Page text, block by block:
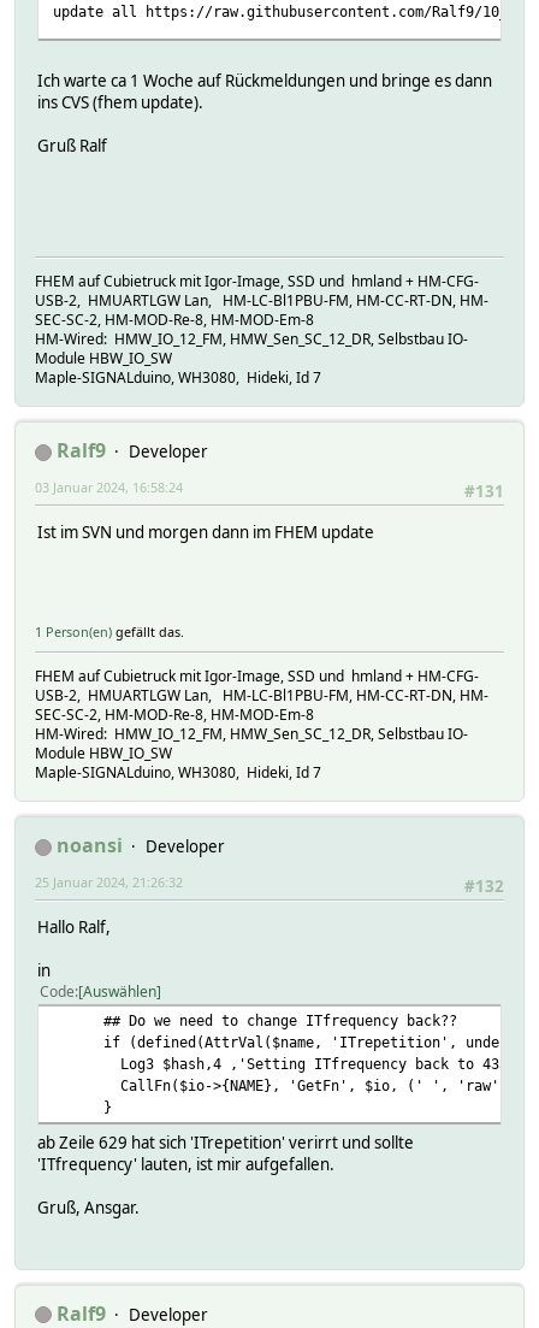
update all https://raw.githubusercontent.com/Ralf9/
Ich warte ca 1 Woche auf Rückmeldungen und bringe es dann
ins CVS (fhem update).
Gruß Ralf
FHEM auf Cubietruck mit Igor-Image, SSD und hmland + HM-CFG-
USB-2, HMUARTLGW Lan, HM-LC-Bl1PBU-FM, HM-CC-RT-DN, HM-
SEC-SC-2, HM-MOD-Re-8, HM-MOD-Em-8
HM-Wired: HMW_IO_12_FM, HMW_Sen_SC_12_DR, Selbstbau IO-
Module HBW_IO_SW
Maple-SIGNALduino, WH3080, Hideki, Id 7
Ralf9
Developer
#131
03 Januar 2024, 16:58:24
Ist im SVN und morgen dann im FHEM update
1 Person(en) gefällt das.
FHEM auf Cubietruck mit Igor-Image, SSD und hmland + HM-CFG-
USB-2, HMUARTLGW Lan, HM-LC-Bl1PBU-FM, HM-CC-RT-DN, HM-
SEC-SC-2, HM-MOD-Re-8, HM-MOD-Em-8
HM-Wired: HMW_IO_12_FM, HMW_Sen_SC_12_DR, Selbstbau IO-
Module HBW_IO_SW
Maple-SIGNALduino, WH3080, Hideki, Id 7
noansi
Developer
#132
25 Januar 2024, 21:26:32
Hallo Ralf,
in
Code Auswählen
## Do we need to change ITfrequency back??
if (defined(AttrVal($name, 'ITrepetition', undef)))
Log3 $hash,4 ,'Setting ITfrequency back to 433.92
CallFn($io->{NAME}, 'GetFn', $io, (' ', 'raw',
}
ab Zeile 629 hat sich 'ITrepetition' verirrt und sollte
'ITfrequency' lauten, ist mir aufgefallen.
Gruß, Ansgar.
Ralf9 Developer